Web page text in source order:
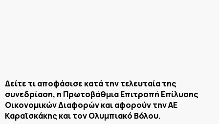
Δείτε τι αποφάσισε κατά την τελευταία της
συνεδρίαση, η Πρωτοβάθμια Επιτροπή Επίλυσης
Οικονομικών Διαφορών και αφορούν την ΑΕ
Καραϊσκάκης και τον Ολυμπιακό Βόλου.